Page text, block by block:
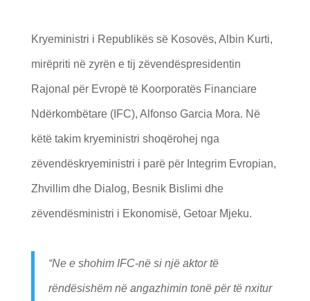
Kryeministri i Republikës së Kosovës, Albin Kurti,
mirëpriti në zyrën e tij zëvendëspresidentin
Rajonal për Evropë të Koorporatës Financiare
Ndërkombëtare (IFC), Alfonso Garcia Mora. Në
këtë takim kryeministri shoqërohej nga
zëvendëskryeministri i parë për Integrim Evropian,
Zhvillim dhe Dialog, Besnik Bislimi dhe
zëvendësministri i Ekonomisë, Getoar Mjeku.
“Ne e shohim IFC-në si një aktor të
rëndësishëm në angazhimin tonë për të nxitur